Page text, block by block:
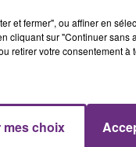
et fermer", ou affiner en
cliquant sur "Continuer
retirer votre consentement
mes choix